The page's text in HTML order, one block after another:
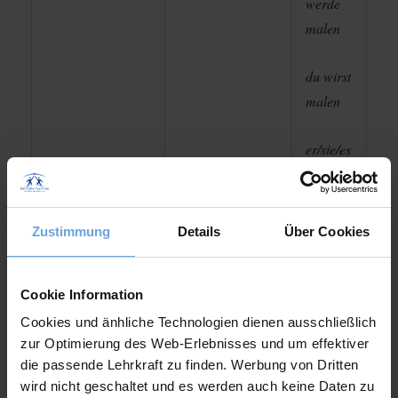
Zustimmung Details Über Cookies
Cookie Information
Cookies und änhliche Technologien dienen ausschließlich
zur Optimierung des Web-Erlebnisses und um effektiver
die passende Lehrkraft zu finden. Werbung von Dritten
wird nicht geschaltet und es werden auch keine Daten zu
Futur I(Zukunft)
Ereignisse, die in
malen
du wirst
malen
er/sie/es
wird
malen
ihr
werdet
malen